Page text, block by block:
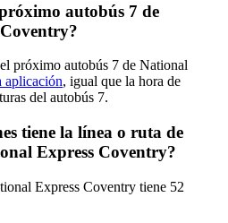
autobús 7 de
próximo autobús 7 de National
aplicación, igual que la hora de
del autobús 7.
tiene la línea o ruta de
Express Coventry?
Express Coventry tiene 52